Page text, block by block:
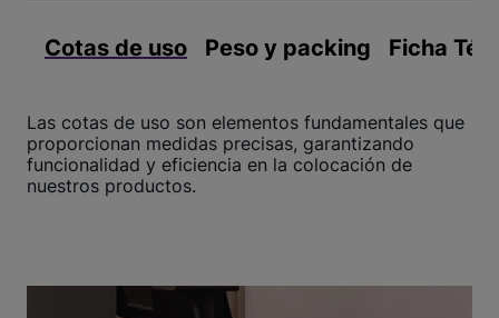
Cotas de uso Peso y packing Ficha
Las cotas de uso son elementos fundamentales que
proporcionan medidas precisas, garantizando
funcionalidad y eficiencia en la colocación de
nuestros productos.